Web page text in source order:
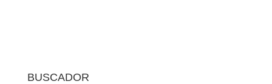
BUSCADOR